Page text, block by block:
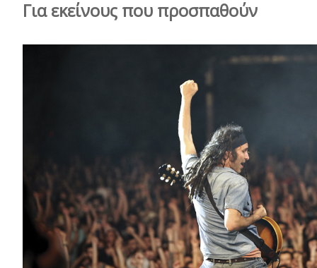
Για εκείνους που προσπαθούν